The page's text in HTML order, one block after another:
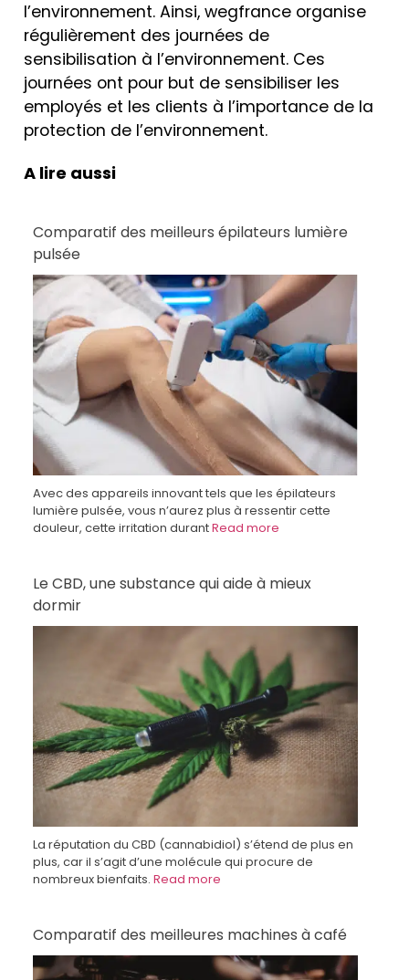
l’environnement. Ainsi, wegfrance organise
régulièrement des journées de
sensibilisation à l’environnement. Ces
journées ont pour but de sensibiliser les
employés et les clients à l’importance de la
protection de l’environnement.
A lire aussi
Comparatif des meilleurs épilateurs lumière
pulsée
Avec des appareils innovant tels que les épilateurs
lumière pulsée, vous n’aurez plus à ressentir cette
douleur, cette irritation durantRead more
Le CBD, une substance qui aide à mieux
dormir
La réputation du CBD (cannabidiol) s’étend de plus en
plus, car il s’agit d’une molécule qui procure de
nombreux bienfaits. Read more
Comparatif des meilleures machines à café